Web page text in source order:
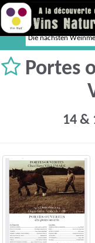
Die nächsten
Portes
14 &